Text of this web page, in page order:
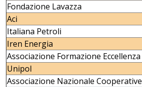
Fondazione Lavazza
Aci
Italiana Petroli
Iren Energia
Associazione Formazione Eccellenza
Unipol
Associazione Nazionale Cooperative